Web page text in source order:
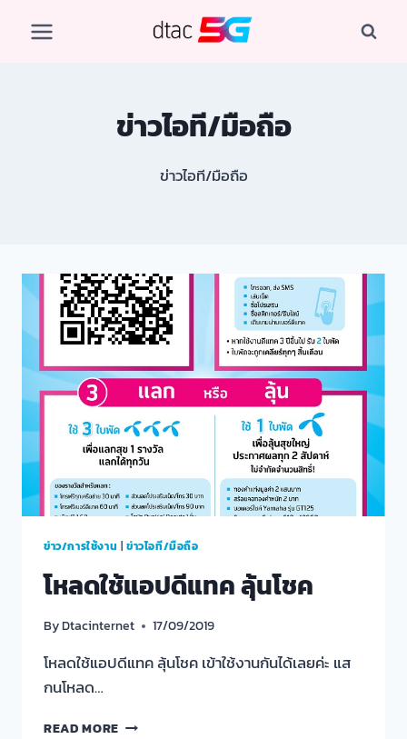
ข่าวไอที/มือถือ
ข่าวไอที/มือถือ
ข่าว/การใช้งาน | ข่าวไอที/มือถือ
โหลดใช้แอปดีแทค ลุ้นโชค
ByDtacinternet 17/09/2019
โหลดใช้แอปดีแทค ลุ้นโชค เข้าใช้งานกันได้เลยค่ะ แส
กนโหลด…
READ MORE โหลด